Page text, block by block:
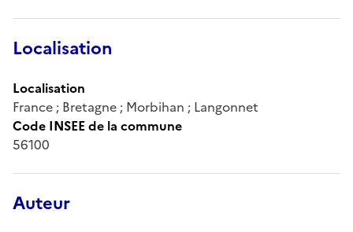
Localisation
Localisation
France ; Bretagne ; Morbihan ; Langonnet
Code INSEE de la commune
56100
Auteur